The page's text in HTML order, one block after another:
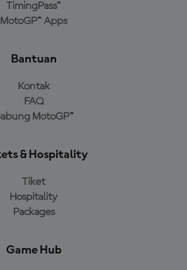
TimingPass™
MotoGP™ Apps
Bantuan
Kontak
FAQ
MotoGP™
& Hospitality
Tiket
Hospitality
Packages
Game Hub